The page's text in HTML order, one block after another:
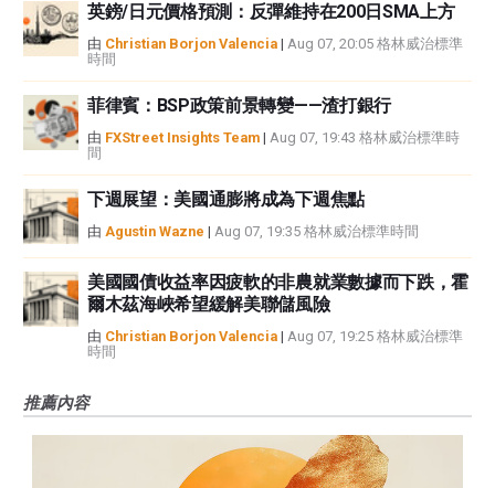
英鎊/日元價格預測：反彈維持在200日SMA上方
由 Christian Borjon Valencia | Aug 07, 20:05 格林威治標準
時間
菲律賓：BSP政策前景轉變——渣打銀行
由 FXStreet Insights Team | Aug 07, 19:43 格林威治標準時
間
下週展望：美國通膨將成為下週焦點
由 Agustin Wazne | Aug 07, 19:35 格林威治標準時間
美國國債收益率因疲軟的非農就業數據而下跌，霍
爾木茲海峽希望緩解美聯儲風險
由 Christian Borjon Valencia | Aug 07, 19:25 格林威治標準
時間
推薦內容